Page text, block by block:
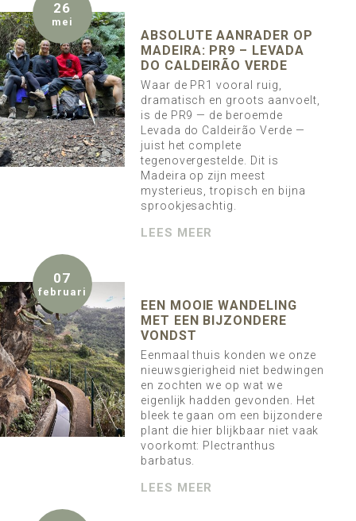
26
mei
ABSOLUTE AANRADER OP
MADEIRA: PR9 – LEVADA
DO CALDEIRÃO VERDE
Waar de PR1 vooral ruig,
dramatisch en groots aanvoelt,
is de PR9 — de beroemde
Levada do Caldeirão Verde —
juist het complete
tegenovergestelde. Dit is
Madeira op zijn meest
mysterieus, tropisch en bijna
sprookjesachtig.
LEES MEER
07
februari
EEN MOOIE WANDELING
MET EEN BIJZONDERE
VONDST
Eenmaal thuis konden we onze
nieuwsgierigheid niet bedwingen
en zochten we op wat we
eigenlijk hadden gevonden. Het
bleek te gaan om een bijzondere
plant die hier blijkbaar niet vaak
voorkomt: Plectranthus
barbatus.
LEES MEER